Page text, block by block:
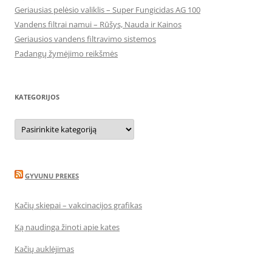
Geriausias pelėsio valiklis – Super Fungicidas AG 100
Vandens filtrai namui – Rūšys, Nauda ir Kainos
Geriausios vandens filtravimo sistemos
Padangų žymėjimo reikšmės
KATEGORIJOS
Kategorijos
GYVUNU PREKES
Kačių skiepai – vakcinacijos grafikas
Ką naudinga žinoti apie kates
Kačių auklėjimas